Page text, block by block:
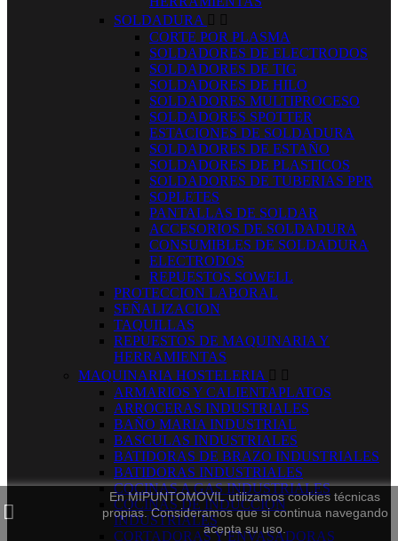
En MIPUNTOMOVIL utilizamos cookies técnicas
propias. Consideramos que si continua navegando
acepta su uso.
SOLDADURA  
CORTE POR PLASMA
SOLDADORES DE ELECTRODOS
SOLDADORES DE TIG
SOLDADORES DE HILO
SOLDADORES MULTIPROCESO
SOLDADORES SPOTTER
ESTACIONES DE SOLDADURA
SOLDADORES DE ESTAÑO
SOLDADORES DE PLASTICOS
SOLDADORES DE TUBERIAS PPR
SOPLETES
PANTALLAS DE SOLDAR
ACCESORIOS DE SOLDADURA
CONSUMIBLES DE SOLDADURA
ELECTRODOS
REPUESTOS SOWELL
PROTECCION LABORAL
SEÑALIZACION
TAQUILLAS
REPUESTOS DE MAQUINARIA Y
HERRAMIENTAS
MAQUINARIA HOSTELERIA  
ARMARIOS Y CALIENTAPLATOS
ARROCERAS INDUSTRIALES
BAÑO MARIA INDUSTRIAL
BASCULAS INDUSTRIALES
BATIDORAS DE BRAZO INDUSTRIALES
BATIDORAS INDUSTRIALES
COCINAS A GAS INDUSTRIALES
COCINAS DE INDUCCION
INDUSTRIALES
CORTADORAS Y ENVASADORAS